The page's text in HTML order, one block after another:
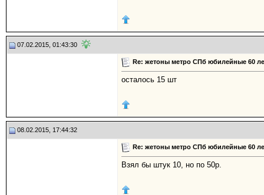
07.02.2015, 01:43:30
Re: жетоны метро СПб юбилейные 60
осталось 15 шт
08.02.2015, 17:44:32
Re: жетоны метро СПб юбилейные 60
Взял бы штук 10, но по 50р.